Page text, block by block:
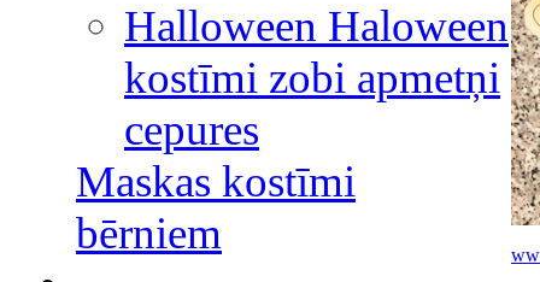
Halloween Haloween
kostīmi zobi apmetņi
cepures
Maskas kostīmi
bērniem